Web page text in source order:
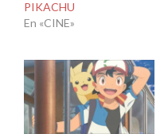
PIKACHU
En «CINE»